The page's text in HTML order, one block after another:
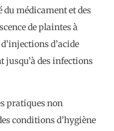
du médicament et des
de plaintes à
d’acide
jusqu’à des infections
pratiques non
conditions d’hygiène